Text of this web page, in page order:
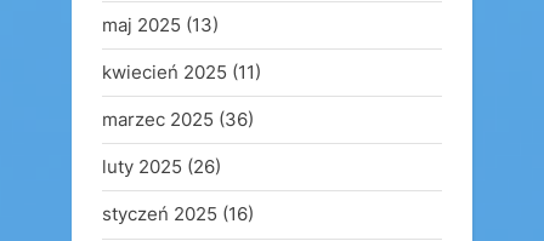
maj 2025 (13)
kwiecień 2025 (11)
marzec 2025 (36)
luty 2025 (26)
styczeń 2025 (16)